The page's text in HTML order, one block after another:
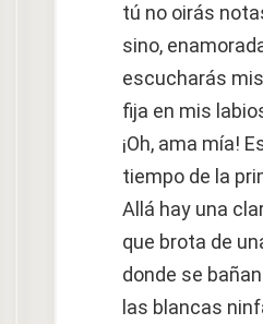
tú no oirás
sino,
escucharás
fija en mis
¡Oh, ama mía!
tiempo de la
Allá hay una
que brota de
donde se
las blancas